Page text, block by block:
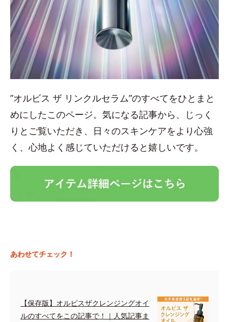
”オルビス ザ リンクルセラム”のすべてをひとまと
めにしたこのページ。気になる記事から、じっく
りとご覧いただき、日々のスキンケアをより心強
く、心地よく感じていただけると嬉しいです。
あわせてチェック！
【保存版】オルビスザクレンジングオイ
ルのすべてをこの記事で！｜人気記事ま